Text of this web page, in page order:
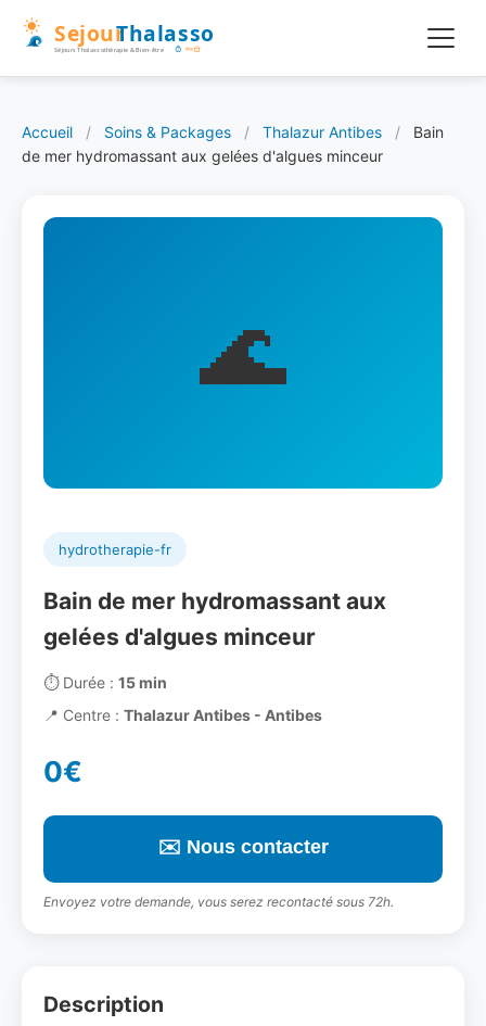
Accueil / Soins & Packages / Thalazur Antibes /
Bain
de mer hydromassant aux gelées d'algues minceur
🌊
hydrotherapie-fr
Bain de mer hydromassant aux
gelées d'algues minceur
⏱️Durée : 15 min
📍 Centre : Thalazur Antibes - Antibes
0€
✉️ Nous contacter
Envoyez votre demande, vous serez recontacté sous 72h.
Description